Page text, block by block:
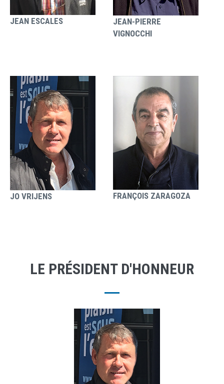
JEAN ESCALES
JEAN-PIERRE
VIGNOCCHI
JO VRIJENS FRANÇOIS ZARAGOZA
LE PRÉSIDENT D'HONNEUR